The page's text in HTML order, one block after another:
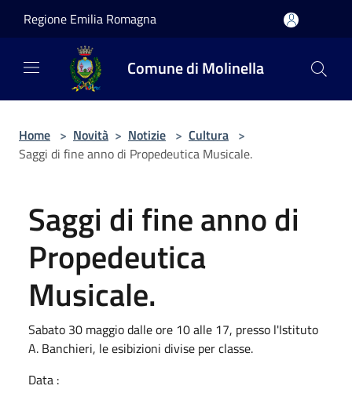
Regione Emilia Romagna
Comune di Molinella
Home > Novità > Notizie > Cultura >
Saggi di fine anno di Propedeutica Musicale.
Saggi di fine anno di
Propedeutica
Musicale.
Sabato 30 maggio dalle ore 10 alle 17, presso l'Istituto
A. Banchieri, le esibizioni divise per classe.
Data :